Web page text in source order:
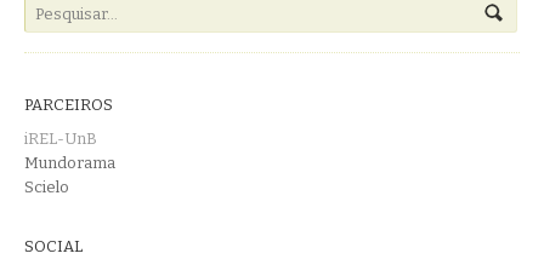
PARCEIROS
iREL-UnB
Mundorama
Scielo
SOCIAL